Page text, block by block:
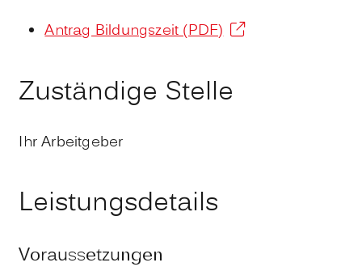
Antrag Bildungszeit (PDF)
Zuständige Stelle
Ihr Arbeitgeber
Leistungsdetails
Voraussetzungen